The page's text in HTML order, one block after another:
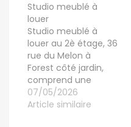
Studio meublé à
louer
Studio meublé à
louer au 2è étage, 36
rue du Melon à
Forest côté jardin,
comprend une
cuisine équipée avec
sdb avec une
07/05/2026
Article similaire